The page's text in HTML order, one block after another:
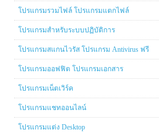
โปรแกรมรวมไฟล์ โปรแกรมแตกไฟล์
โปรแกรมสำหรับระบบปฏิบัติการ
โปรแกรมสแกนไวรัส โปรแกรม Antivirus ฟรี
โปรแกรมออฟฟิต โปรแกรมเอกสาร
โปรแกรมเน็ตเวิร์ค
โปรแกรมแชทออนไลน์
โปรแกรมแต่ง Desktop